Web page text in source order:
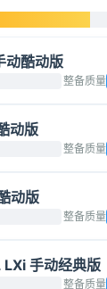
动酷动版
整备质量
动版
整备质量
动版
整备质量
手动经典版
整备质量